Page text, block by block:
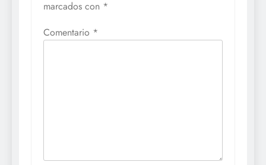
marcados con *
Comentario *